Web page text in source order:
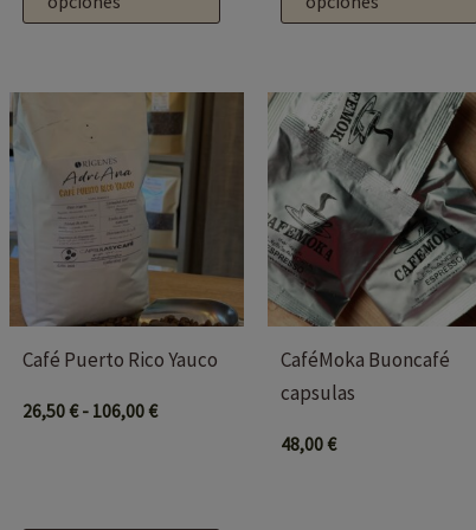
Café Puerto Rico Yauco
26,50 € - 106,00 €
Rango
desde
26,50 €
hasta
106,00 €
Este
producto
tiene
múltiples
variantes.
opciones
pueden
elegir
CaféMoka Buoncafé
capsulas
48,00 €